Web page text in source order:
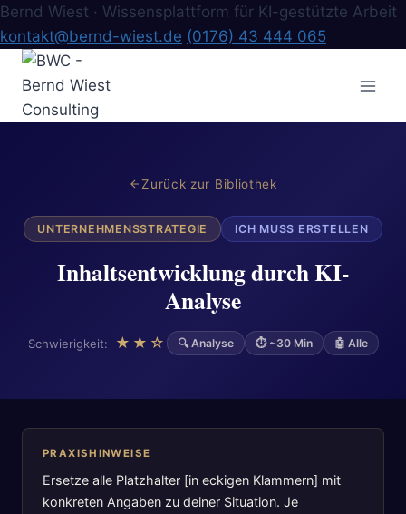
Bernd Wiest · Wissensplattform für KI-gestützte Arbeit
kontakt@bernd-wiest.de (0176) 43 444 065
Zum
Inhalt
springen
Zurück zur Bibliothek
UNTERNEHMENSSTRATEGIE ICH MUSS ERSTELLEN
Inhaltsentwicklung durch KI-
Analyse
Schwierigkeit: ★★☆ 🔍 Analyse ⏱ ~30 Min 🤖 Alle
PRAXISHINWEISE
Ersetze alle Platzhalter [in eckigen Klammern] mit
konkreten Angaben zu deiner Situation. Je